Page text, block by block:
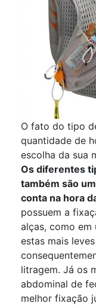
O fato do tipo
quantidade de
escolha da sua
Os diferentes
também são
conta na hora
possuem a
alças, como em
estas mais
litragem. Já os
abdominal de
melhor fixação